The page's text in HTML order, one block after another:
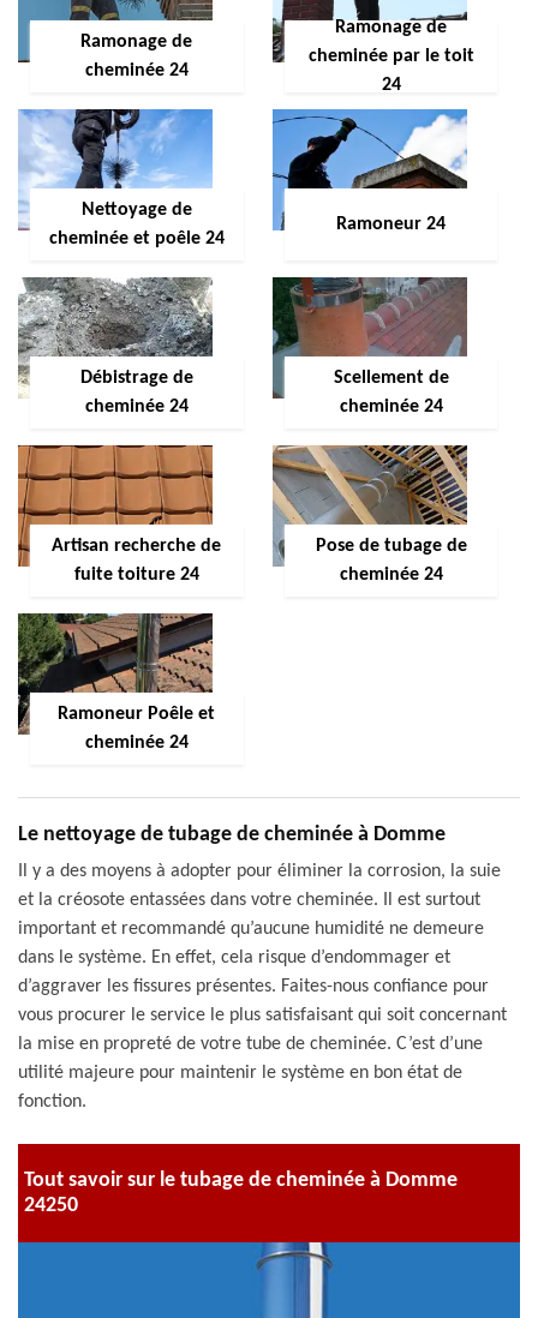
Ramonage de
cheminée 24
Ramonage de
cheminée par le toit
24
Nettoyage de
cheminée et poêle 24
Ramoneur 24
Débistrage de
cheminée 24
Scellement de
cheminée 24
Artisan recherche de
fuite toiture 24
Pose de tubage de
cheminée 24
Ramoneur Poêle et
cheminée 24
Le nettoyage de tubage de cheminée à Domme
Il y a des moyens à adopter pour éliminer la corrosion, la suie
et la créosote entassées dans votre cheminée. Il est surtout
important et recommandé qu’aucune humidité ne demeure
dans le système. En effet, cela risque d’endommager et
d’aggraver les fissures présentes. Faites-nous confiance pour
vous procurer le service le plus satisfaisant qui soit concernant
la mise en propreté de votre tube de cheminée. C’est d’une
utilité majeure pour maintenir le système en bon état de
fonction.
Tout savoir sur le tubage de cheminée à Domme
24250